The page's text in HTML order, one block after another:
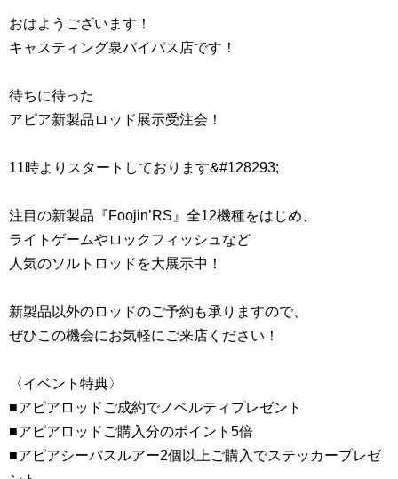
おはようございます！
キャスティング泉バイパス店です！
待ちに待った
アピア新製品ロッド展示受注会！
11時よりスタートしております&#128293;
注目の新製品『Foojin’RS』全12機種をはじめ、
ライトゲームやロックフィッシュなど
人気のソルトロッドを大展示中！
新製品以外のロッドのご予約も承りますので、
ぜひこの機会にお気軽にご来店ください！
〈イベント特典〉
■アピアロッドご成約でノベルティプレゼント
■アピアロッドご購入分のポイント5倍
■アピアシーバスルアー2個以上ご購入でステッカープレゼ